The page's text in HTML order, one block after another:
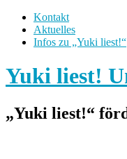
Kontakt
Aktuelles
Infos zu „Yuki liest!“
Yuki liest!
„Yuki liest!“